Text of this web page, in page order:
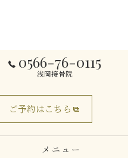
0566-76-0115
浅岡接骨院
ご予約はこちら
メニュー